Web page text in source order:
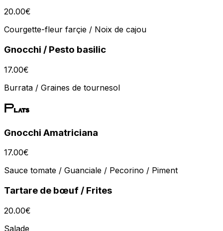
20.00€
Courgette-fleur farçie / Noix de cajou
Gnocchi / Pesto basilic
17.00€
Burrata / Graines de tournesol
Plats
Gnocchi Amatriciana
17.00€
Sauce tomate / Guanciale / Pecorino / Piment
Tartare de bœuf / Frites
20.00€
Salade